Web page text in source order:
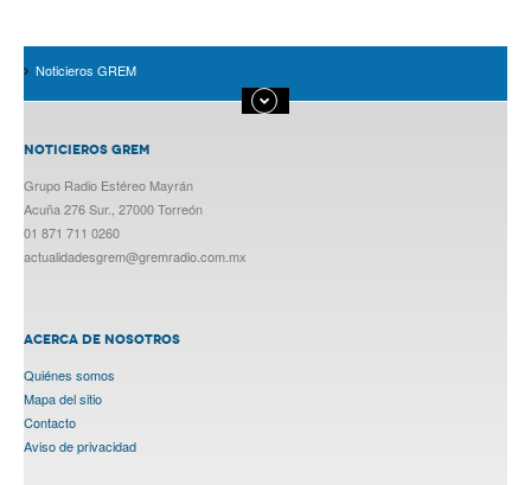
Noticieros GREM
NOTICIEROS GREM
Grupo Radio Estéreo Mayrán
Acuña 276 Sur., 27000 Torreón
01 871 711 0260
actualidadesgrem@gremradio.com.mx
ACERCA DE NOSOTROS
Quiénes somos
Mapa del sitio
Contacto
Aviso de privacidad